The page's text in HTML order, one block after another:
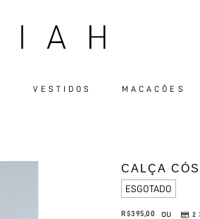
VESTIDOS MACACÕES
CALÇA
ESGOTADO
R$395,00 ou 2